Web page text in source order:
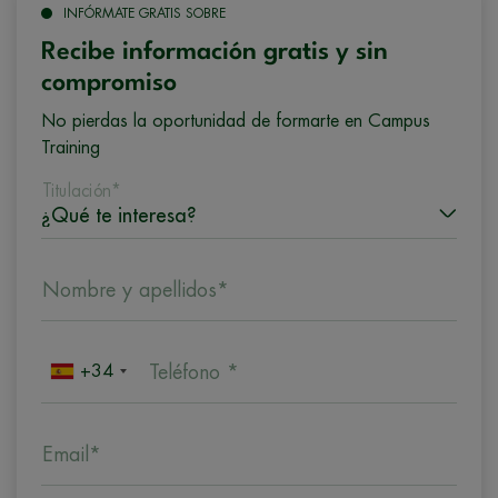
INFÓRMATE GRATIS SOBRE
Recibe información gratis y sin
compromiso
No pierdas la oportunidad de formarte en Campus
Training
Titulación*
Nombre y apellidos*
+34 Teléfono *
Email*